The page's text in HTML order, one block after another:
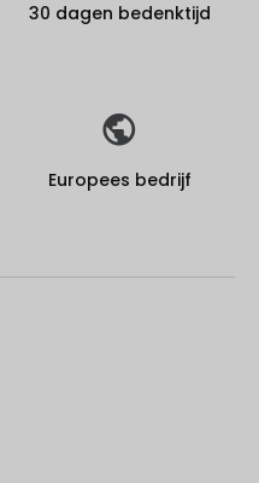
30 dagen bedenktijd
Europees bedrijf